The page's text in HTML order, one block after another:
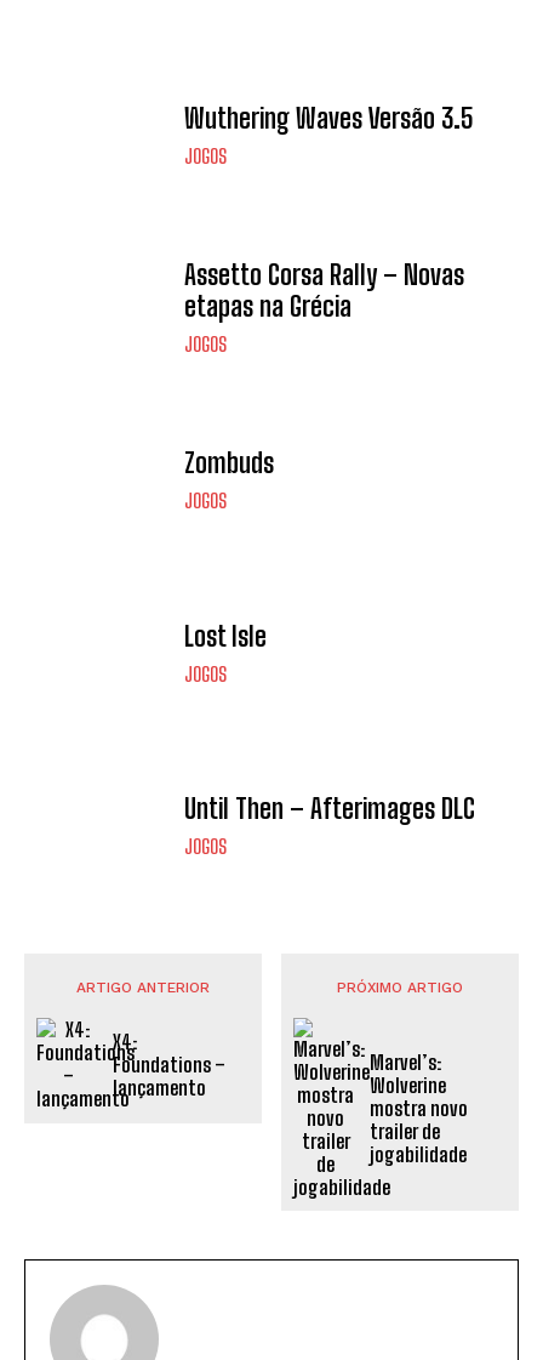
Wuthering Waves Versão 3.5
JOGOS
Assetto Corsa Rally – Novas
etapas na Grécia
JOGOS
Zombuds
JOGOS
Lost Isle
JOGOS
Until Then – Afterimages DLC
JOGOS
ARTIGO ANTERIOR
X4:
Foundations –
lançamento
PRÓXIMO ARTIGO
Marvel’s:
Wolverine
mostra novo
trailer de
jogabilidade